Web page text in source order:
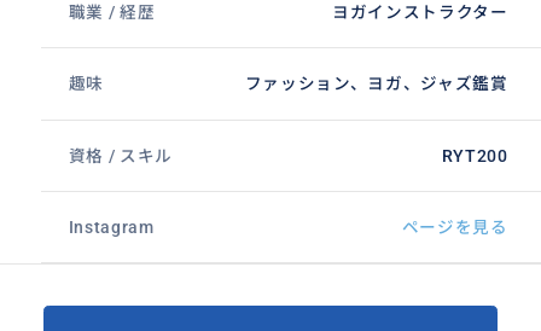
職業 / 経歴 ヨガインストラクター
趣味 ファッション、ヨガ、ジャズ鑑賞
資格 / スキル RYT200
Instagram ページを見る